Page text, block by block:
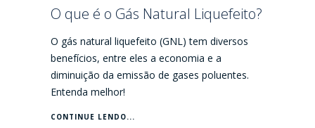
O que é o Gás Natural Liquefeito?
O gás natural liquefeito (GNL) tem diversos
benefícios, entre eles a economia e a
diminuição da emissão de gases poluentes.
Entenda melhor!
CONTINUE LENDO...